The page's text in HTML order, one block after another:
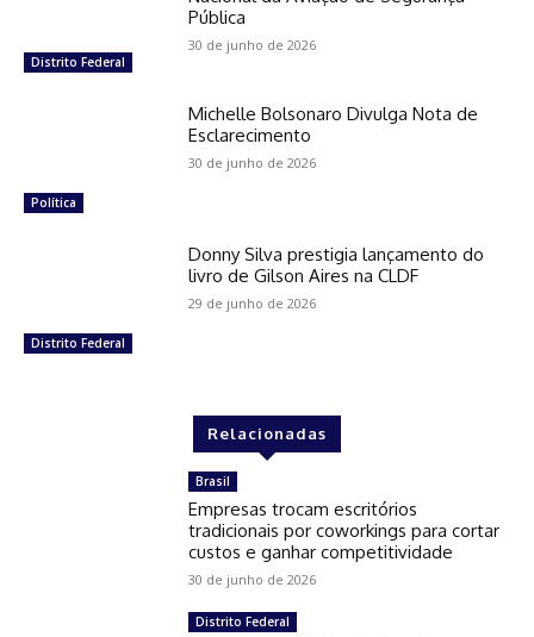
Distrito Federal
Pública
30 de junho de 2026
Política
Michelle Bolsonaro Divulga Nota de
Esclarecimento
30 de junho de 2026
Distrito Federal
Donny Silva prestigia lançamento do
livro de Gilson Aires na CLDF
29 de junho de 2026
Relacionadas
Brasil
Empresas trocam escritórios
tradicionais por coworkings para cortar
custos e ganhar competitividade
30 de junho de 2026
Distrito Federal